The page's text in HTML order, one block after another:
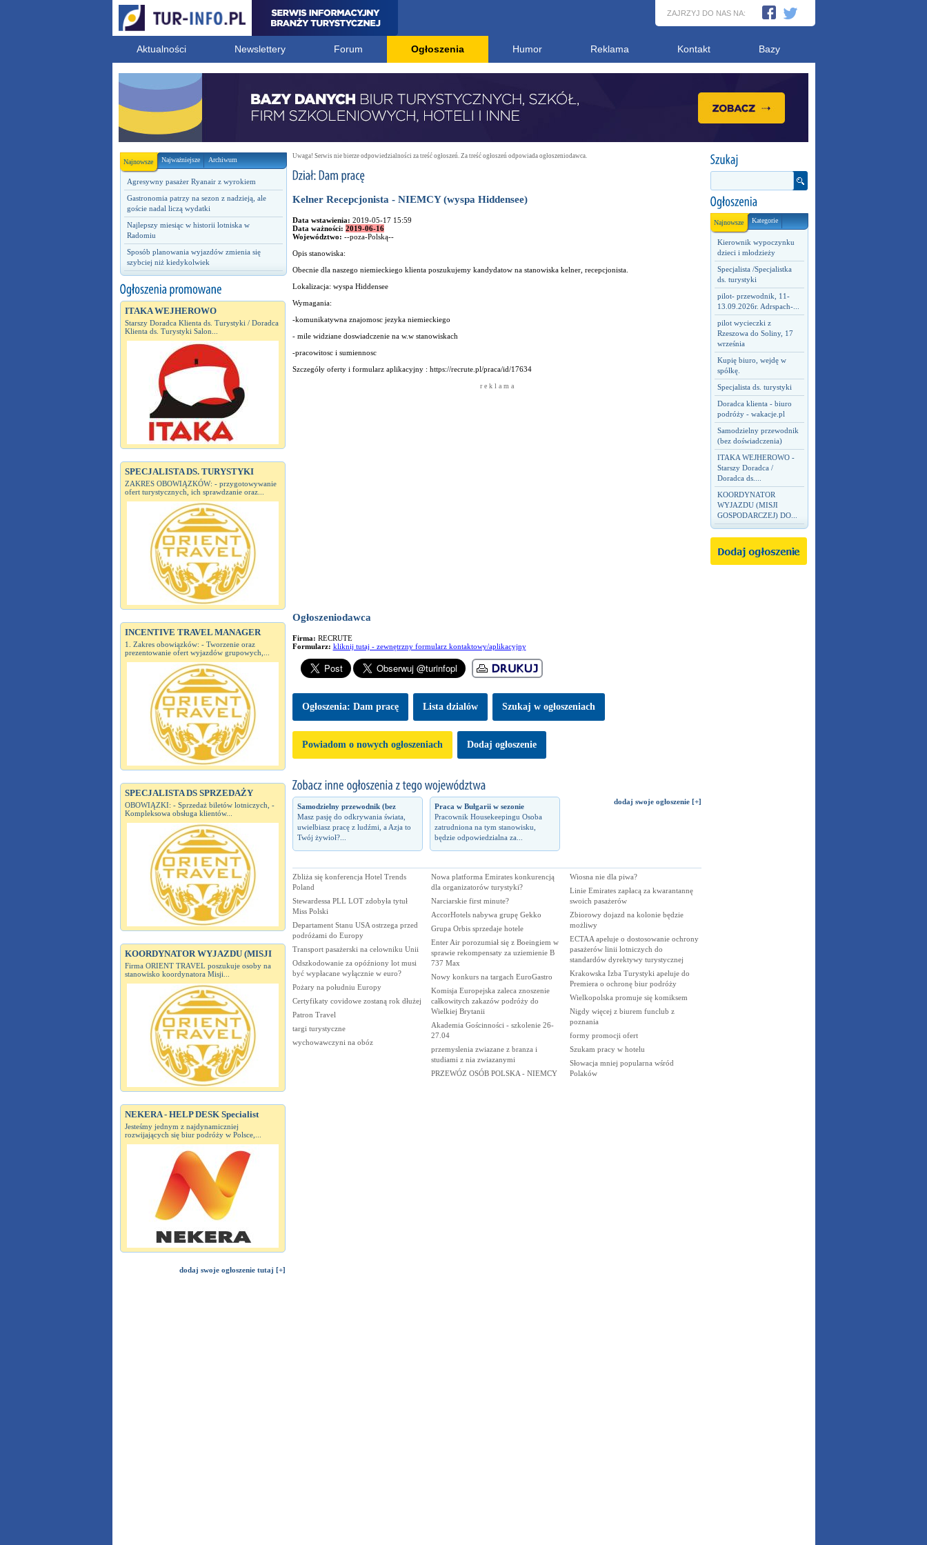
ZAJRZYJ DO NAS NA:
Aktualności Newslettery Forum Ogłoszenia Humor Reklama Kontakt Bazy
Najnowsze Najważniejsze Archiwum
Agresywny pasażer Ryanair z wyrokiem
Gastronomia patrzy na sezon z nadzieją, ale
goście nadal liczą wydatki
Najlepszy miesiąc w historii lotniska w
Radomiu
Sposób planowania wyjazdów zmienia się
szybciej niż kiedykolwiek
ITAKA WEJHEROWO
Starszy Doradca Klienta ds. Turystyki / Doradca
Klienta ds. Turystyki Salon...
SPECJALISTA DS. TURYSTYKI
ZAKRES OBOWIĄZKÓW: - przygotowywanie
ofert turystycznych, ich sprawdzanie oraz...
INCENTIVE TRAVEL MANAGER
1. Zakres obowiązków: - Tworzenie oraz
prezentowanie ofert wyjazdów grupowych,...
SPECJALISTA DS SPRZEDAŻY
OBOWIĄZKI: - Sprzedaż biletów lotniczych, -
Kompleksowa obsługa klientów...
KOORDYNATOR WYJAZDU (MISJI
Firma ORIENT TRAVEL poszukuje osoby na
stanowisko koordynatora Misji...
NEKERA - HELP DESK Specialist
Jesteśmy jednym z najdynamiczniej
rozwijających się biur podróży w Polsce,...
dodaj swoje ogłoszenie tutaj [+]
Najnowsze Kategorie
Kierownik wypoczynku
dzieci i młodzieży
Specjalista /Specjalistka
ds. turystyki
pilot- przewodnik, 11-
13.09.2026r. Adrspach-...
pilot wycieczki z
Rzeszowa do Soliny, 17
września
Kupię biuro, wejdę w
spółkę.
Specjalista ds. turystyki
Doradca klienta - biuro
podróży - wakacje.pl
Samodzielny przewodnik
(bez doświadczenia)
ITAKA WEJHEROWO -
Starszy Doradca /
Doradca ds....
KOORDYNATOR
WYJAZDU (MISJI
GOSPODARCZEJ) DO...
Uwaga! Serwis nie bierze odpowiedzialności za treść ogłoszeń. Za treść ogłoszeń odpowiada ogłoszeniodawca.
Kelner Recepcjonista - NIEMCY (wyspa Hiddensee)
Data wstawienia: 2019-05-17 15:59
Data ważności: 2019-06-16
Województwo: --poza-Polską--
Opis stanowiska:
Obecnie dla naszego niemieckiego klienta poszukujemy kandydatow na stanowiska kelner, recepcjonista.
Lokalizacja: wyspa Hiddensee
Wymagania:
-komunikatywna znajomosc jezyka niemieckiego
- mile widziane doswiadczenie na w.w stanowiskach
-pracowitosc i sumiennosc
Szczegóły oferty i formularz aplikacyjny : https://recrute.pl/praca/id/17634
r e k l a m a
Ogłoszeniodawca
Firma: RECRUTE
Formularz: kliknij tutaj - zewnętrzny formularz kontaktowy/aplikacyjny
Ogłoszenia: Dam pracę Lista dzialów Szukaj w ogłoszeniach
Powiadom o nowych ogłoszeniach Dodaj ogłoszenie
Samodzielny przewodnik (bez
Masz pasję do odkrywania świata,
uwielbiasz pracę z ludźmi, a Azja to
Twój żywioł?...
Praca w Bułgarii w sezonie
Pracownik Housekeepingu Osoba
zatrudniona na tym stanowisku,
będzie odpowiedzialna za...
dodaj swoje ogłoszenie [+]
Zbliża się konferencja Hotel Trends
Poland
Stewardessa PLL LOT zdobyła tytuł
Miss Polski
Departament Stanu USA ostrzega przed
podróżami do Europy
Transport pasażerski na celowniku Unii
Odszkodowanie za opóźniony lot musi
być wypłacane wyłącznie w euro?
Pożary na południu Europy
Certyfikaty covidowe zostaną rok dłużej
Patron Travel
targi turystyczne
wychowawczyni na obóz
Nowa platforma Emirates konkurencją
dla organizatorów turystyki?
Narciarskie first minute?
AccorHotels nabywa grupę Gekko
Grupa Orbis sprzedaje hotele
Enter Air porozumiał się z Boeingiem w
sprawie rekompensaty za uziemienie B
737 Max
Nowy konkurs na targach EuroGastro
Komisja Europejska zaleca znoszenie
całkowitych zakazów podróży do
Wielkiej Brytanii
Akademia Gościnności - szkolenie 26-
27.04
przemyslenia zwiazane z branza i
studiami z nia zwiazanymi
PRZEWÓZ OSÓB POLSKA - NIEMCY
Wiosna nie dla piwa?
Linie Emirates zapłacą za kwarantannę
swoich pasażerów
Zbiorowy dojazd na kolonie będzie
możliwy
ECTAA apeluje o dostosowanie ochrony
pasażerów linii lotniczych do
standardów dyrektywy turystycznej
Krakowska Izba Turystyki apeluje do
Premiera o ochronę biur podróży
Wielkopolska promuje się komiksem
Nigdy więcej z biurem funclub z
poznania
formy promocji ofert
Szukam pracy w hotelu
Słowacja mniej popularna wśród
Polaków